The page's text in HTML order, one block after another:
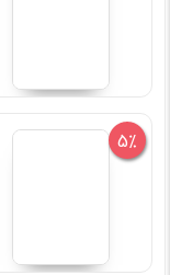
5%